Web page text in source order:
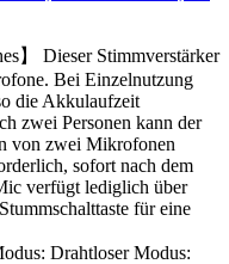
】 Dieser Stimmverstärker
Bei Einzelnutzung
die Akkulaufzeit
zwei Personen kann der
von zwei Mikrofonen
sofort nach dem
verfügt lediglich über
für eine
Drahtloser Modus: